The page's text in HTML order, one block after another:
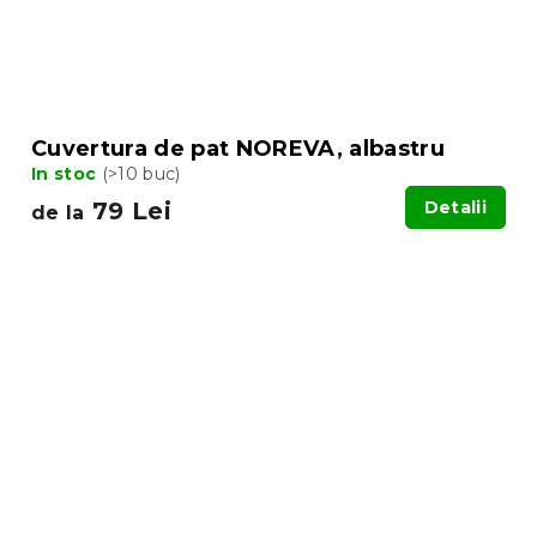
Cuvertura de pat NOREVA, albastru
In stoc (>10 buc)
de la 79 Lei Detalii